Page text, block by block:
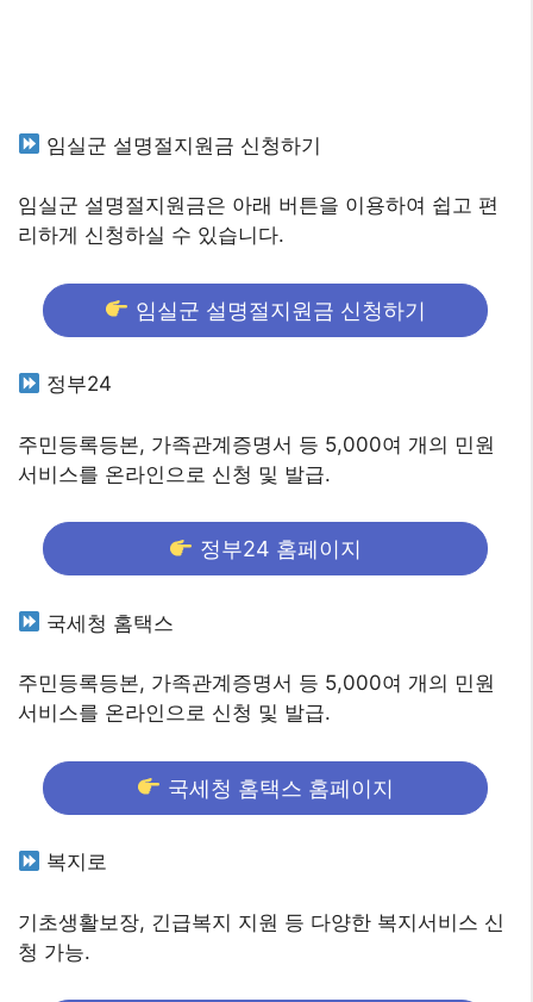
임실군 설명절지원금 신청하기
임실군 설명절지원금은 아래 버튼을 이용하여 쉽고 편
리하게 신청하실 수 있습니다.
임실군 설명절지원금 신청하기
정부24
주민등록등본, 가족관계증명서 등 5,000여 개의 민원
서비스를 온라인으로 신청 및 발급.
정부24 홈페이지
국세청 홈택스
주민등록등본, 가족관계증명서 등 5,000여 개의 민원
서비스를 온라인으로 신청 및 발급.
국세청 홈택스 홈페이지
복지로
기초생활보장, 긴급복지 지원 등 다양한 복지서비스 신
청 가능.